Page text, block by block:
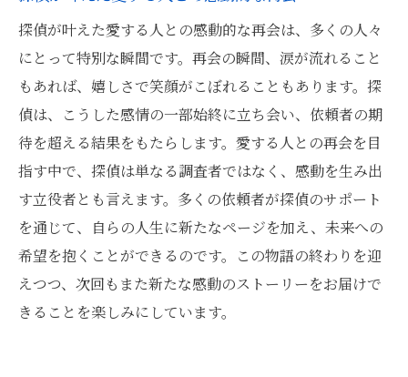
探偵が叶えた愛する人との感動的な再会は、多くの人々
にとって特別な瞬間です。再会の瞬間、涙が流れること
もあれば、嬉しさで笑顔がこぼれることもあります。探
偵は、こうした感情の一部始終に立ち会い、依頼者の期
待を超える結果をもたらします。愛する人との再会を目
指す中で、探偵は単なる調査者ではなく、感動を生み出
す立役者とも言えます。多くの依頼者が探偵のサポート
を通じて、自らの人生に新たなページを加え、未来への
希望を抱くことができるのです。この物語の終わりを迎
えつつ、次回もまた新たな感動のストーリーをお届けで
きることを楽しみにしています。